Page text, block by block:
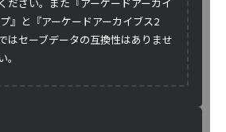
ださい。また『アーケードアーカイ
』と『アーケードアーカイブス2
はセーブデータの互換性はありませ